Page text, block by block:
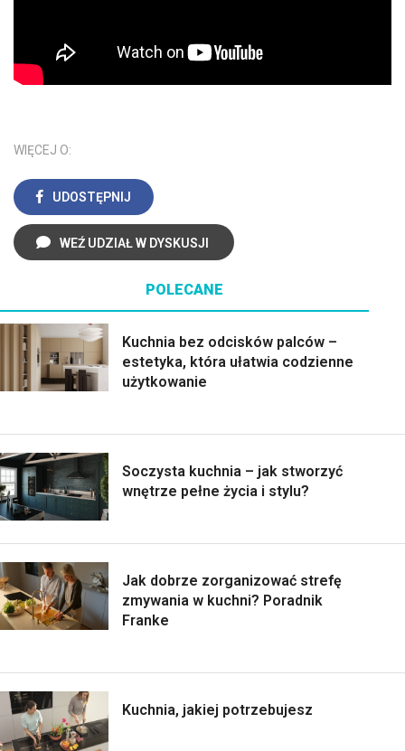
WIĘCEJ O:
UDOSTĘPNIJ
WEŹ UDZIAŁ W DYSKUSJI
POLECANE
Kuchnia bez odcisków palców –
estetyka, która ułatwia codzienne
użytkowanie
Soczysta kuchnia – jak stworzyć
wnętrze pełne życia i stylu?
Jak dobrze zorganizować strefę
zmywania w kuchni? Poradnik
Franke
Kuchnia, jakiej potrzebujesz